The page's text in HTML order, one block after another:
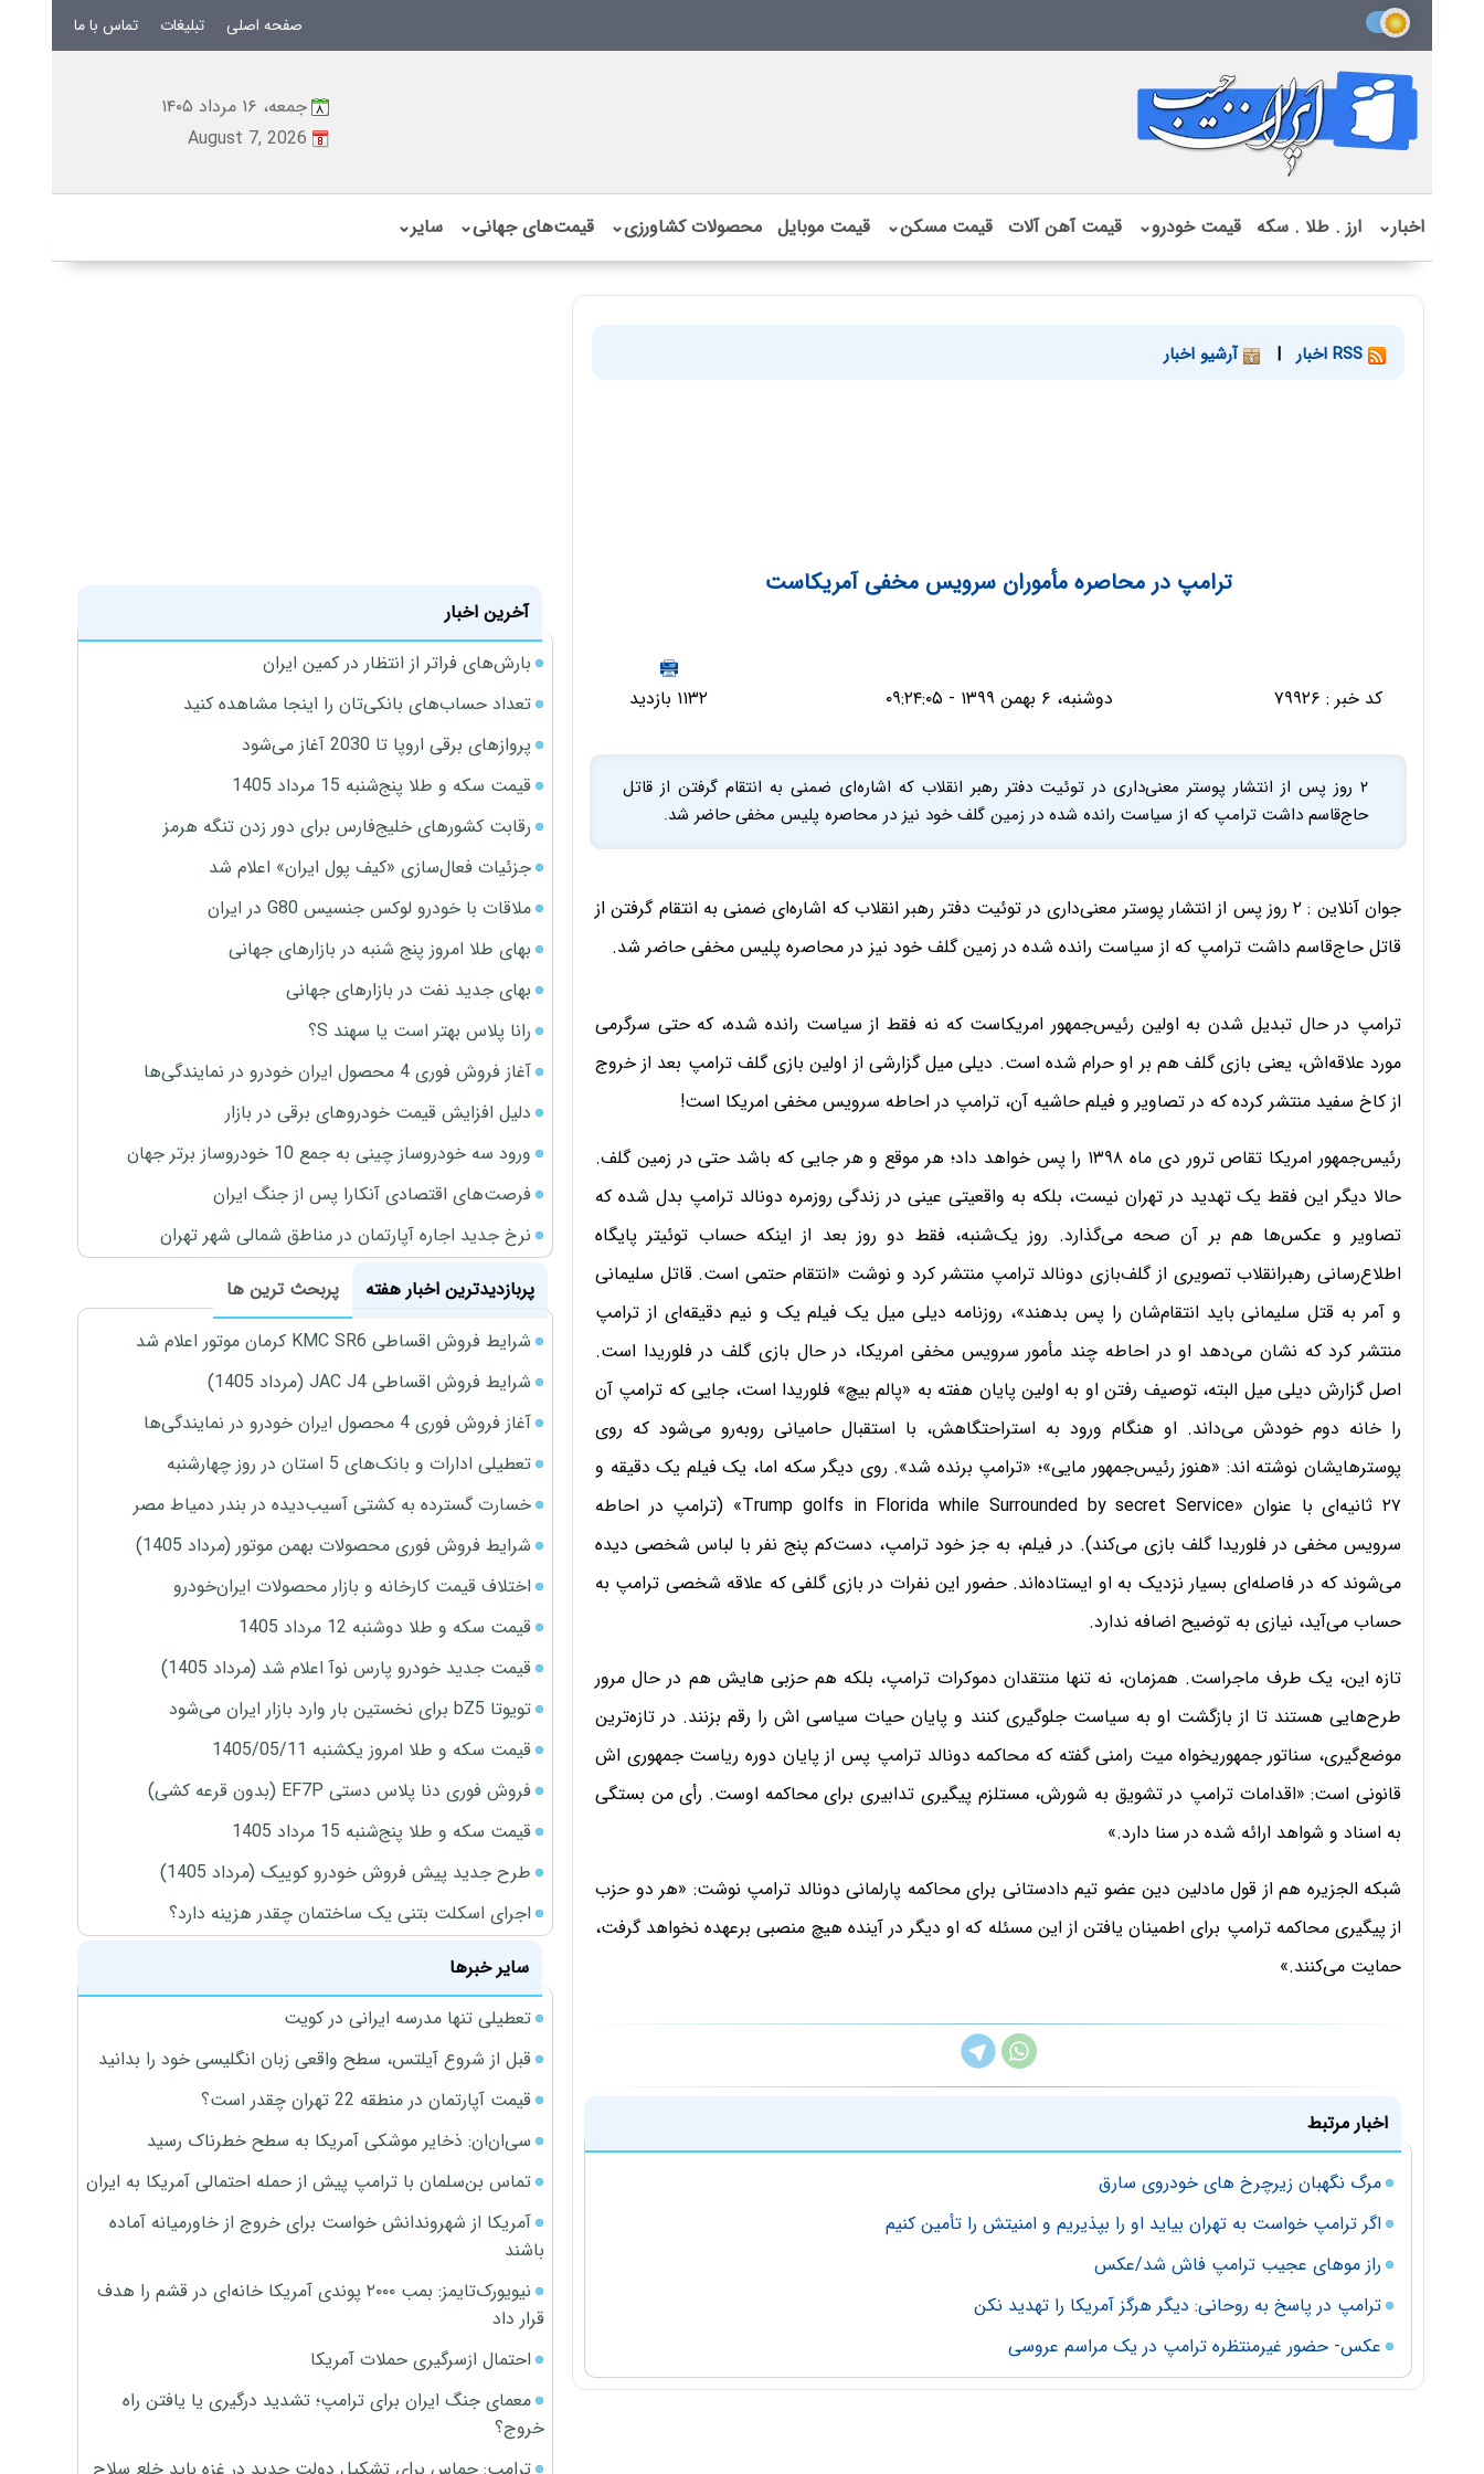
صفحه اصلی تبلیغات تماس با ما
جمعه، ۱۶ مرداد ۱۴۰۵
August 7, 2026
اخبار⌄ ارز . طلا . سکه قیمت خودرو⌄ قیمت آهن آلات قیمت مسکن⌄ قیمت موبایل محصولات کشاورزی⌄ قیمت‌های جهانی⌄ سایر⌄
| آرشیو اخبار
ترامپ در محاصره مأموران سرویس مخفی آمریکاست
کد خبر : ۷۹۹۲۶ دوشنبه، ۶ بهمن ۱۳۹۹ - ۰۹:۲۴:۰۵ ۱۱۳۲ بازدید
۲ روز پس از انتشار پوستر معنی‌داری در توئیت دفتر رهبر انقلاب که اشاره‌ای ضمنی به انتقام گرفتن از قاتل
حاج‌قاسم داشت ترامپ که از سیاست رانده شده در زمین گلف خود نیز در محاصره پلیس مخفی حاضر شد.
جوان آنلاین : ۲ روز پس از انتشار پوستر معنی‌داری در توئیت دفتر رهبر انقلاب که اشاره‌ای ضمنی به انتقام گرفتن از
قاتل حاج‌قاسم داشت ترامپ که از سیاست رانده شده در زمین گلف خود نیز در محاصره پلیس مخفی حاضر شد.
ترامپ در حال تبدیل شدن به اولین رئیس‌جمهور امریکاست که نه فقط از سیاست رانده شده، که حتی سرگرمی
مورد علاقه‌اش، یعنی بازی گلف هم بر او حرام شده است. دیلی میل گزارشی از اولین بازی گلف ترامپ بعد از خروج
از کاخ سفید منتشر کرده که در تصاویر و فیلم حاشیه آن، ترامپ در احاطه سرویس مخفی امریکا است!
رئیس‌جمهور امریکا تقاص ترور دی ماه ۱۳۹۸ را پس خواهد داد؛ هر موقع و هر جایی که باشد حتی در زمین گلف.
حالا دیگر این فقط یک تهدید در تهران نیست، بلکه به واقعیتی عینی در زندگی روزمره دونالد ترامپ بدل شده که
تصاویر و عکس‌ها هم بر آن صحه می‌گذارد. روز یک‌شنبه، فقط دو روز بعد از اینکه حساب توئیتر پایگاه
اطلاع‌رسانی رهبرانقلاب تصویری از گلف‌بازی دونالد ترامپ منتشر کرد و نوشت «انتقام حتمی است. قاتل سلیمانی
و آمر به قتل سلیمانی باید انتقام‌شان را پس بدهند»، روزنامه دیلی میل یک فیلم یک و نیم دقیقه‌ای از ترامپ
منتشر کرد که نشان می‌دهد او در احاطه چند مأمور سرویس مخفی امریکا، در حال بازی گلف در فلوریدا است.
اصل گزارش دیلی میل البته، توصیف رفتن او به اولین پایان هفته به «پالم بیچ» فلوریدا است، جایی که ترامپ آن
را خانه دوم خودش می‌داند. او هنگام ورود به استراحتگاهش، با استقبال حامیانی روبه‌رو می‌شود که روی
پوسترهایشان نوشته اند: «هنوز رئیس‌جمهور مایی»؛ «ترامپ برنده شد». روی دیگر سکه اما، یک فیلم یک دقیقه و
۲۷ ثانیه‌ای با عنوان «Trump golfs in Florida while Surrounded by secret Service» (ترامپ در احاطه
سرویس مخفی در فلوریدا گلف بازی می‌کند). در فیلم، به جز خود ترامپ، دست‌کم پنج نفر با لباس شخصی دیده
می‌شوند که در فاصله‌ای بسیار نزدیک به او ایستاده‌اند. حضور این نفرات در بازی گلفی که علاقه شخصی ترامپ به
حساب می‌آید، نیازی به توضیح اضافه ندارد.
تازه این، یک طرف ماجراست. همزمان، نه تنها منتقدان دموکرات ترامپ، بلکه هم حزبی هایش هم در حال مرور
طرح‌هایی هستند تا از بازگشت او به سیاست جلوگیری کنند و پایان حیات سیاسی اش را رقم بزنند. در تازه‌ترین
موضع‌گیری، سناتور جمهوریخواه میت رامنی گفته که محاکمه دونالد ترامپ پس از پایان دوره ریاست جمهوری اش
قانونی است: «اقدامات ترامپ در تشویق به شورش، مستلزم پیگیری تدابیری برای محاکمه اوست. رأی من بستگی
به اسناد و شواهد ارائه شده در سنا دارد.»
‌شبکه الجزیره هم از قول مادلین دین عضو تیم دادستانی برای محاکمه پارلمانی دونالد ترامپ نوشت: «هر دو حزب
از پیگیری محاکمه ترامپ برای اطمینان یافتن از این مسئله که او دیگر در آینده هیچ منصبی برعهده نخواهد گرفت،
حمایت می‌کنند.»
اخبار مرتبط
مرگ نگهبان زیرچرخ های خودروی سارق
اگر ترامپ خواست به تهران بیاید او را بپذیریم و امنیتش را تأمین کنیم
راز موهای عجیب ترامپ فاش شد/عکس
ترامپ در پاسخ به روحانی: دیگر هرگز آمریکا را تهدید نکن
عکس- حضور غیرمنتظره ترامپ در یک مراسم عروسی
آخرین اخبار
بارش‌های فراتر از انتظار در کمین ایران
تعداد حساب‌های بانکی‌تان را اینجا مشاهده کنید
پروازهای برقی اروپا تا 2030 آغاز می‌شود
قیمت سکه و طلا پنج‌شنبه 15 مرداد 1405
رقابت کشورهای خلیج‌فارس برای دور زدن تنگه هرمز
جزئیات فعال‌سازی «کیف پول ایران» اعلام شد
ملاقات با خودرو لوکس جنسیس G80 در ایران
بهای طلا امروز پنج شنبه در بازارهای جهانی
بهای جدید نفت در بازارهای جهانی
رانا پلاس بهتر است یا سهند S؟
آغاز فروش فوری 4 محصول ایران خودرو در نمایندگی‌ها
دلیل افزایش قیمت خودروهای برقی در بازار
ورود سه خودروساز چینی به جمع 10 خودروساز برتر جهان
فرصت‌های اقتصادی آنکارا پس از جنگ ایران
نرخ جدید اجاره آپارتمان در مناطق شمالی شهر تهران
پربازدیدترین اخبار هفته
پربحث ترین ها
شرایط فروش اقساطی KMC SR6 کرمان موتور اعلام شد
شرایط فروش اقساطی JAC J4 (مرداد 1405)
آغاز فروش فوری 4 محصول ایران خودرو در نمایندگی‌ها
تعطیلی ادارات و بانک‌های 5 استان در روز چهارشنبه
خسارت گسترده به کشتی آسیب‌دیده در بندر دمیاط مصر
شرایط فروش فوری محصولات بهمن موتور (مرداد 1405)
اختلاف قیمت کارخانه و بازار محصولات ایران‌خودرو
قیمت سکه و طلا دوشنبه 12 مرداد 1405
قیمت جدید خودرو پارس نوآ اعلام شد (مرداد 1405)
تویوتا bZ5 برای نخستین بار وارد بازار ایران می‌شود
قیمت سکه و طلا امروز یکشنبه 1405/05/11
فروش فوری دنا پلاس دستی EF7P (بدون قرعه کشی)
قیمت سکه و طلا پنج‌شنبه 15 مرداد 1405
طرح جدید پیش فروش خودرو کوییک (مرداد 1405)
اجرای اسکلت بتنی یک ساختمان چقدر هزینه دارد؟
سایر خبرها
تعطیلی تنها مدرسه ایرانی در کویت
قبل از شروع آیلتس، سطح واقعی زبان انگلیسی خود را بدانید
قیمت آپارتمان در منطقه 22 تهران چقدر است؟
سی‌ان‌ان: ذخایر موشکی آمریکا به سطح خطرناک رسید
تماس بن‌سلمان با ترامپ پیش از حمله احتمالی آمریکا به ایران
آمریکا از شهروندانش خواست برای خروج از خاورمیانه آماده
باشند
نیویورک‌تایمز: بمب ۲۰۰۰ پوندی آمریکا خانه‌ای در قشم را هدف
قرار داد
احتمال ازسرگیری حملات آمریکا
معمای جنگ ایران برای ترامپ؛ تشدید درگیری یا یافتن راه
خروج؟